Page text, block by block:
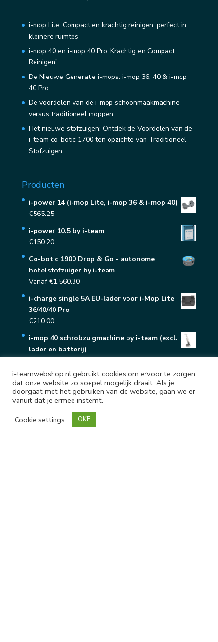
i-mop Lite: Compact en krachtig reinigen, perfect in
kleinere ruimtes
i-mop 40 en i-mop 40 Pro: Krachtig en Compact
Reinigen”
De Nieuwe Generatie i-mops: i-mop 36, 40 & i-mop
40 Pro
De voordelen van de i-mop schoonmaakmachine
versus traditioneel moppen
Het nieuwe stofzuigen: Ontdek de Voordelen van de
i-team co-botic 1700 ten opzichte van Traditioneel
Stofzuigen
Producten
i-power 14 (i-mop Lite, i-mop 36 & i-mop 40)
€565.25
i-power 10.5 by i-team
€150.20
Co-botic 1900 Drop & Go - autonome
hotelstofzuiger by i-team
Vanaf€1,560.30
i-charge single 5A EU-lader voor i-Mop Lite
36/40/40 Pro
€210.00
i-mop 40 schrobzuigmachine by i-team (excl.
lader en batterij)
Vanaf€2,290.05
Contact
i-teamwebshop by SAPO
Vlietskade 6004
i-teamwebshop.nl gebruikt cookies om ervoor te zorgen
dat onze website zo soepel mogelijk draait. Als je
doorgaat met het gebruiken van de website, gaan we er
vanuit dat je ermee instemt.
Cookie settings
OKE